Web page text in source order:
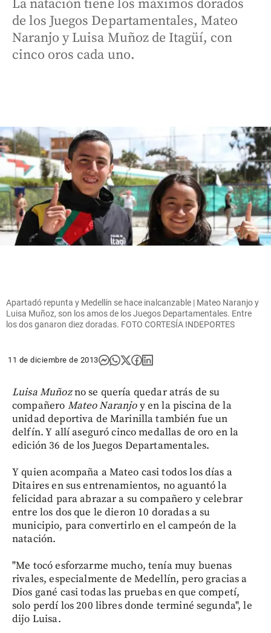
La natación tiene los máximos dorados
de los Juegos Departamentales, Mateo
Naranjo y Luisa Muñoz de Itagüí, con
cinco oros cada uno.
Apartadó repunta y Medellín se hace inalcanzable | Mateo Naranjo y
Luisa Muñoz, son los amos de los Juegos Departamentales. Entre
los dos ganaron diez doradas. FOTO CORTESÍA INDEPORTES
11 de diciembre de 2013
Luisa Muñozno se quería quedar atrás de su
compañero Mateo Naranjoy en la piscina de la
unidad deportiva de Marinilla también fue un
delfín. Y allí aseguró cinco medallas de oro en la
edición 36 de los Juegos Departamentales.
Y quien acompaña a Mateo casi todos los días a
Ditaires en sus entrenamientos, no aguantó la
felicidad para abrazar a su compañero y celebrar
entre los dos que le dieron 10 doradas a su
municipio, para convertirlo en el campeón de la
natación.
"Me tocó esforzarme mucho, tenía muy buenas
rivales, especialmente de Medellín, pero gracias a
Dios gané casi todas las pruebas en que competí,
solo perdí los 200 libres donde terminé segunda", le
dijo Luisa.